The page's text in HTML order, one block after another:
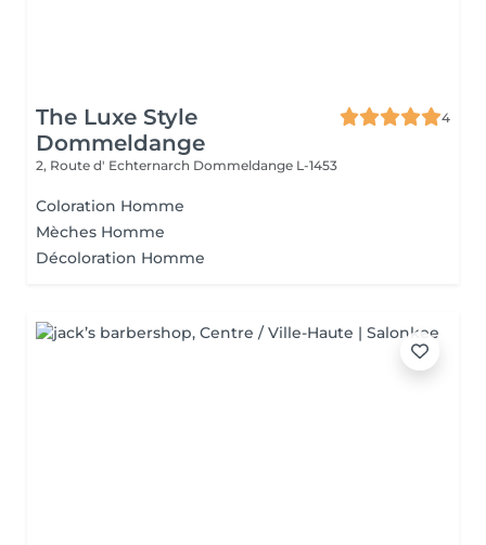
The Luxe Style
Dommeldange
4
2, Route d' Echternarch Dommeldange L-1453
Coloration Homme
Mèches Homme
Décoloration Homme